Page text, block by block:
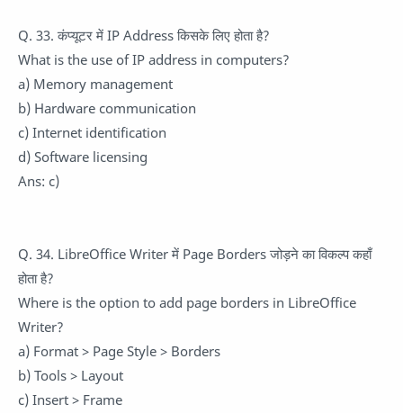
Q. 33. कंप्यूटर में IP Address किसके लिए होता है?
What is the use of IP address in computers?
a) Memory management
b) Hardware communication
c) Internet identification
d) Software licensing
Ans: c)
Q. 34. LibreOffice Writer में Page Borders जोड़ने का विकल्प कहाँ
होता है?
Where is the option to add page borders in LibreOffice
Writer?
a) Format > Page Style > Borders
b) Tools > Layout
c) Insert > Frame